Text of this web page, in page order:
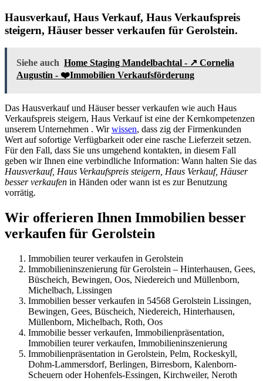
Hausverkauf, Haus Verkauf, Haus Verkaufspreis
steigern, Häuser besser verkaufen für Gerolstein.
Siehe auch Home Staging Mandelbachtal - ↗️ Cornelia
Augustin - ❤️Immobilien Verkaufsförderung
Das Hausverkauf und Häuser besser verkaufen wie auch Haus
Verkaufspreis steigern, Haus Verkauf ist eine der Kernkompetenzen
unserem Unternehmen . Wirwissen, dass zig der Firmenkunden
Wert auf sofortige Verfügbarkeit oder eine rasche Lieferzeit setzen.
Für den Fall, dass Sie uns umgehend kontakten, in diesem Fall
geben wir Ihnen eine verbindliche Information: Wann halten Sie das
Hausverkauf, Haus Verkaufspreis steigern, Haus Verkauf, Häuser
besser verkaufen in Händen oder wann ist es zur Benutzung
vorrätig.
Wir offerieren Ihnen Immobilien besser
verkaufen für Gerolstein
Immobilien teurer verkaufen in Gerolstein
Immobilieninszenierung für Gerolstein – Hinterhausen, Gees,
Büscheich, Bewingen, Oos, Niedereich und Müllenborn,
Michelbach, Lissingen
Immobilien besser verkaufen in 54568 Gerolstein Lissingen,
Bewingen, Gees, Büscheich, Niedereich, Hinterhausen,
Müllenborn, Michelbach, Roth, Oos
Immobilie besser verkaufen, Immobilienpräsentation,
Immobilien teurer verkaufen, Immobilieninszenierung
Immobilienpräsentation in Gerolstein, Pelm, Rockeskyll,
Dohm-Lammersdorf, Berlingen, Birresborn, Kalenborn-
Scheuern oder Hohenfels-Essingen, Kirchweiler, Neroth